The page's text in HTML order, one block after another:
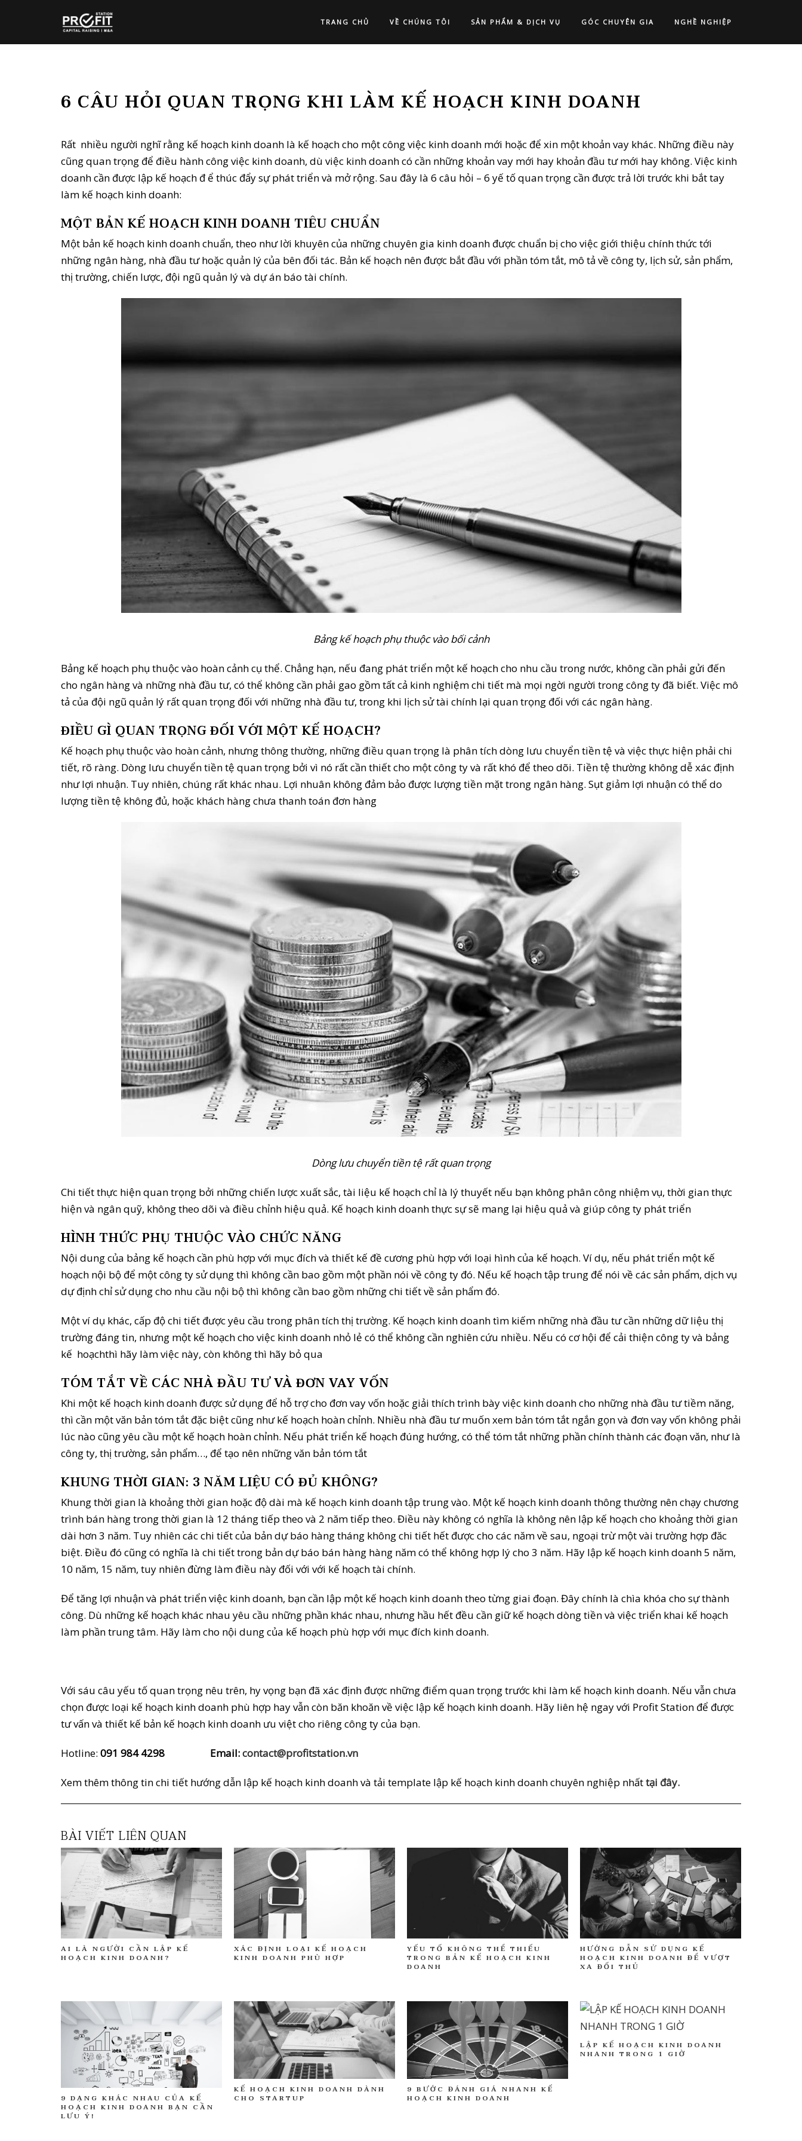
TRANG CHỦ VỀ CHÚNG TÔI SẢN PHẨM & DỊCH VỤ GÓC CHUYÊN GIA NGHỀ NGHIỆP
6 CÂU HỎI QUAN TRỌNG KHI LÀM KẾ HOẠCH KINH DOANH
Rất nhiều người nghĩ rằng kế hoạch kinh doanh là kế hoạch cho một công việc kinh doanh mới hoặc để xin một khoản vay khác. Những điều này
cũng quan trọng để điều hành công việc kinh doanh, dù việc kinh doanh có cần những khoản vay mới hay khoản đầu tư mới hay không. Việc kinh
doanh cần được lập kế hoạch đ ể thúc đẩy sự phát triển và mở rộng. Sau đây là 6 câu hỏi – 6 yế tố quan trọng cần được trả lời trước khi bắt tay
làm kế hoạch kinh doanh:
MỘT BẢN KẾ HOẠCH KINH DOANH TIÊU CHUẨN
Một bản kế hoạch kinh doanh chuẩn, theo như lời khuyên của những chuyên gia kinh doanh được chuẩn bị cho việc giới thiệu chính thức tới
những ngân hàng, nhà đầu tư hoặc quản lý của bên đối tác. Bản kế hoạch nên được bắt đầu với phần tóm tắt, mô tả về công ty, lịch sử, sản phẩm,
thị trường, chiến lược, đội ngũ quản lý và dự án báo tài chính.
Bảng kế hoạch phụ thuộc vào bối cảnh
Bảng kế hoạch phụ thuộc vào hoàn cảnh cụ thể. Chẳng hạn, nếu đang phát triển một kế hoạch cho nhu cầu trong nước, không cần phải gửi đến
cho ngân hàng và những nhà đầu tư, có thể không cần phải gao gồm tất cả kinh nghiệm chi tiết mà mọi ngời người trong công ty đã biết. Việc mô
tả của đội ngũ quản lý rất quan trọng đối với những nhà đầu tư, trong khi lịch sử tài chính lại quan trọng đối với các ngân hàng.
ĐIỀU GÌ QUAN TRỌNG ĐỐI VỚI MỘT KẾ HOẠCH?
Kế hoạch phụ thuộc vào hoàn cảnh, nhưng thông thường, những điều quan trọng là phân tích dòng lưu chuyển tiền tệ và việc thực hiện phải chi
tiết, rõ ràng. Dòng lưu chuyển tiền tệ quan trọng bởi vì nó rất cần thiết cho một công ty và rất khó để theo dõi. Tiền tệ thường không dễ xác định
như lợi nhuận. Tuy nhiên, chúng rất khác nhau. Lợi nhuân không đảm bảo được lượng tiền mặt trong ngân hàng. Sụt giảm lợi nhuận có thể do
lượng tiền tệ không đủ, hoặc khách hàng chưa thanh toán đơn hàng
Dòng lưu chuyển tiền tệ rất quan trọng
Chi tiết thực hiện quan trọng bởi những chiến lược xuất sắc, tài liệu kế hoạch chỉ là lý thuyết nếu bạn không phân công nhiệm vụ, thời gian thực
hiện và ngân quỹ, không theo dõi và điều chỉnh hiệu quả. Kế hoạch kinh doanh thực sự sẽ mang lại hiệu quả và giúp công ty phát triển
HÌNH THỨC PHỤ THUỘC VÀO CHỨC NĂNG
Nội dung của bảng kế hoạch cần phù hợp với mục đích và thiết kế đề cương phù hợp với loại hình của kế hoạch. Ví dụ, nếu phát triển một kế
hoạch nội bộ để một công ty sử dụng thì không cần bao gồm một phần nói về công ty đó. Nếu kế hoạch tập trung để nói về các sản phẩm, dịch vụ
dự định chỉ sử dụng cho nhu cầu nội bộ thì không cần bao gồm những chi tiết về sản phẩm đó.
Một ví dụ khác, cấp độ chi tiết được yêu cầu trong phân tích thị trường. Kế hoạch kinh doanh tìm kiếm những nhà đầu tư cần những dữ liệu thị
trường đáng tin, nhưng một kế hoạch cho việc kinh doanh nhỏ lẻ có thể không cần nghiên cứu nhiều. Nếu có cơ hội để cải thiện công ty và bảng
kế hoạchthì hãy làm việc này, còn không thì hãy bỏ qua
TÓM TẮT VỀ CÁC NHÀ ĐẦU TƯ VÀ ĐƠN VAY VỐN
Khi một kế hoạch kinh doanh được sử dụng để hỗ trợ cho đơn vay vốn hoặc giải thích trình bày việc kinh doanh cho những nhà đầu tư tiềm năng,
thì cần một văn bản tóm tắt đặc biệt cũng như kế hoạch hoàn chỉnh. Nhiều nhà đầu tư muốn xem bản tóm tắt ngắn gọn và đơn vay vốn không phải
lúc nào cũng yêu cầu một kế hoạch hoàn chỉnh. Nếu phát triển kế hoạch đúng hướng, có thể tóm tắt những phần chính thành các đoạn văn, như là
công ty, thị trường, sản phẩm…, để tạo nên những văn bản tóm tắt
KHUNG THỜI GIAN: 3 NĂM LIỆU CÓ ĐỦ KHÔNG?
Khung thời gian là khoảng thời gian hoặc độ dài mà kế hoạch kinh doanh tập trung vào. Một kế hoạch kinh doanh thông thường nên chạy chương
trình bán hàng trong thời gian là 12 tháng tiếp theo và 2 năm tiếp theo. Điều này không có nghĩa là không nên lập kế hoạch cho khoảng thời gian
dài hơn 3 năm. Tuy nhiên các chi tiết của bản dự báo hàng tháng không chi tiết hết được cho các năm về sau, ngoại trừ một vài trường hợp đăc
biệt. Điều đó cũng có nghĩa là chi tiết trong bản dự báo bán hàng hàng năm có thể không hợp lý cho 3 năm. Hãy lập kế hoạch kinh doanh 5 năm,
10 năm, 15 năm, tuy nhiên đừng làm điều này đối với với kế hoạch tài chính.
Để tăng lợi nhuận và phát triển việc kinh doanh, bạn cần lập một kế hoạch kinh doanh theo từng giai đoạn. Đây chính là chìa khóa cho sự thành
công. Dù những kế hoạch khác nhau yêu cầu những phần khác nhau, nhưng hầu hết đều cần giữ kế hoạch dòng tiền và việc triển khai kế hoạch
làm phần trung tâm. Hãy làm cho nội dung của kế hoạch phù hợp với mục đích kinh doanh.
Với sáu câu yếu tố quan trọng nêu trên, hy vọng bạn đã xác định được những điểm quan trọng trước khi làm kế hoạch kinh doanh. Nếu vẫn chưa
chọn được loại kế hoạch kinh doanh phù hợp hay vẫn còn băn khoăn về việc lập kế hoạch kinh doanh. Hãy liên hệ ngay với Profit Station để được
tư vấn và thiết kế bản kế hoạch kinh doanh ưu việt cho riêng công ty của bạn.
Hotline: 091 984 4298 Email:contact@profitstation.vn
Xem thêm thông tin chi tiết hướng dẫn lập kế hoạch kinh doanh và tải template lập kế hoạch kinh doanh chuyên nghiệp nhấttại đây.
BÀI VIẾT LIÊN QUAN
AI LÀ NGƯỜI CẦN LẬP KẾ
HOẠCH KINH DOANH?
XÁC ĐỊNH LOẠI KẾ HOẠCH
KINH DOANH PHÙ HỢP
YẾU TỐ KHÔNG THỂ THIẾU
TRONG BẢN KẾ HOẠCH KINH
DOANH
HƯỚNG DẪN SỬ DỤNG KẾ
HOẠCH KINH DOANH ĐỂ VƯỢT
XA ĐỐI THỦ
9 DẠNG KHÁC NHAU CỦA KẾ
HOẠCH KINH DOANH BẠN CẦN
LƯU Ý!
KẾ HOẠCH KINH DOANH DÀNH
CHO STARTUP
9 BƯỚC ĐÁNH GIÁ NHANH KẾ
HOẠCH KINH DOANH
LẬP KẾ HOẠCH KINH DOANH
NHANH TRONG 1 GIỜ